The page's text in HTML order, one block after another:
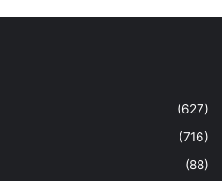
(627)
(716)
(88)